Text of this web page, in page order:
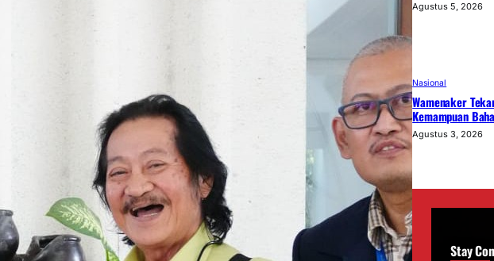
Agustus 5, 2026
Nasional
Wamenaker
Kemampuan
Agustus 3, 2026
Stay